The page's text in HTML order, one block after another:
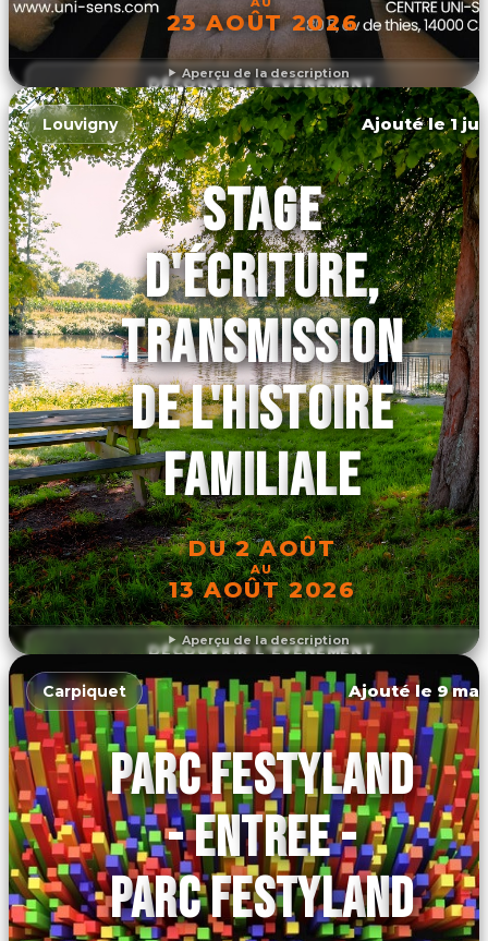
Aperçu de la description
23 AOÛT 2026
DÉCOUVRIR L'ÉVÉNEMENT
Aperçu de la description
Louvigny Ajouté le 1
STAGE
D'ÉCRITURE,
TRANSMISSION
DE L'HISTOIRE
FAMILIALE
DU 2 AOÛT
AU
13 AOÛT 2026
DÉCOUVRIR L'ÉVÉNEMENT
Carpiquet Ajouté le 9
PARC FESTYLAND
- ENTREE -
PARC FESTYLAND